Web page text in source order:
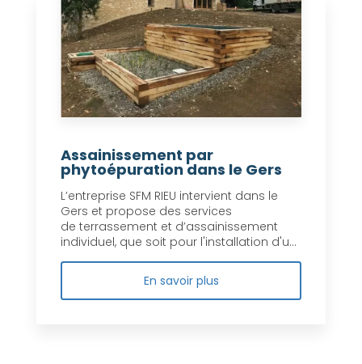
Assainissement par
phytoépuration dans le Gers
L’entreprise SFM RIEU intervient dans le
Gers et propose des services
de terrassement et d’assainissement
individuel, que soit pour l'installation d'u...
En savoir plus